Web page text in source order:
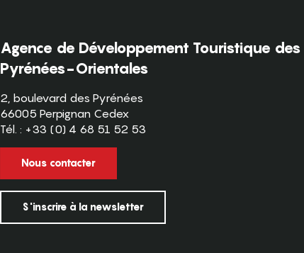
Agence de Développement Touristique des
Pyrénées-Orientales
2, boulevard des Pyrénées
66005 Perpignan Cedex
Tél. : +33 (0) 4 68 51 52 53
Nous contacter
S'inscrire à la newsletter